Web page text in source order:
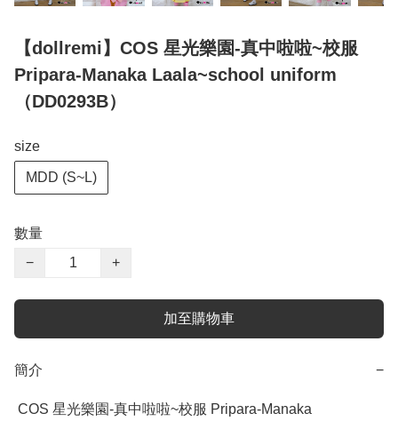
【dollremi】COS 星光樂園-真中啦啦~校服
Pripara-Manaka Laala~school uniform
（DD0293B）
size
MDD (S~L)
數量
−
+
加至購物車
簡介 −